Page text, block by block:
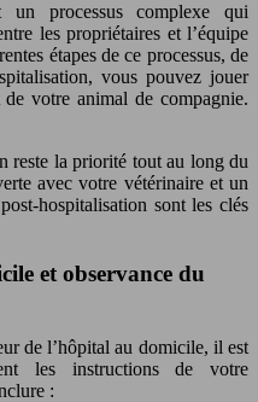
un processus complexe qui
les propriétaires et l’équipe
étapes de ce processus, de
vous pouvez jouer
votre animal de compagnie.
reste la priorité tout au long du
avec votre vétérinaire et un
hospitalisation sont les clés
et observance du
de l’hôpital au domicile, il est
les instructions de votre
: